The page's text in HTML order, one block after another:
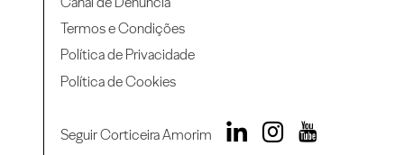
Termos e Condições
Política de Privacidade
Política de Cookies
Seguir Corticeira Amorim